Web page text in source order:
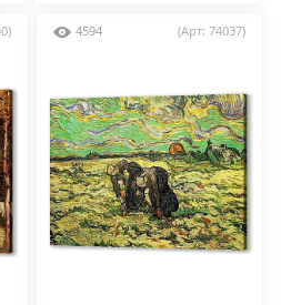
4594 (Арт: 74037)